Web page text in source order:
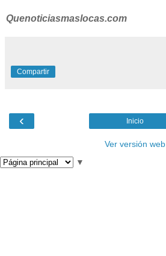
Quenoticiasmaslocas.com
Compartir
‹ Inicio
Ver versión web
▼